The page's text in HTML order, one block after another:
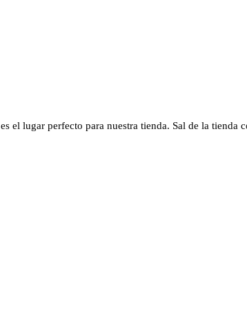
el lugar perfecto para nuestra tienda. Sal de la tienda